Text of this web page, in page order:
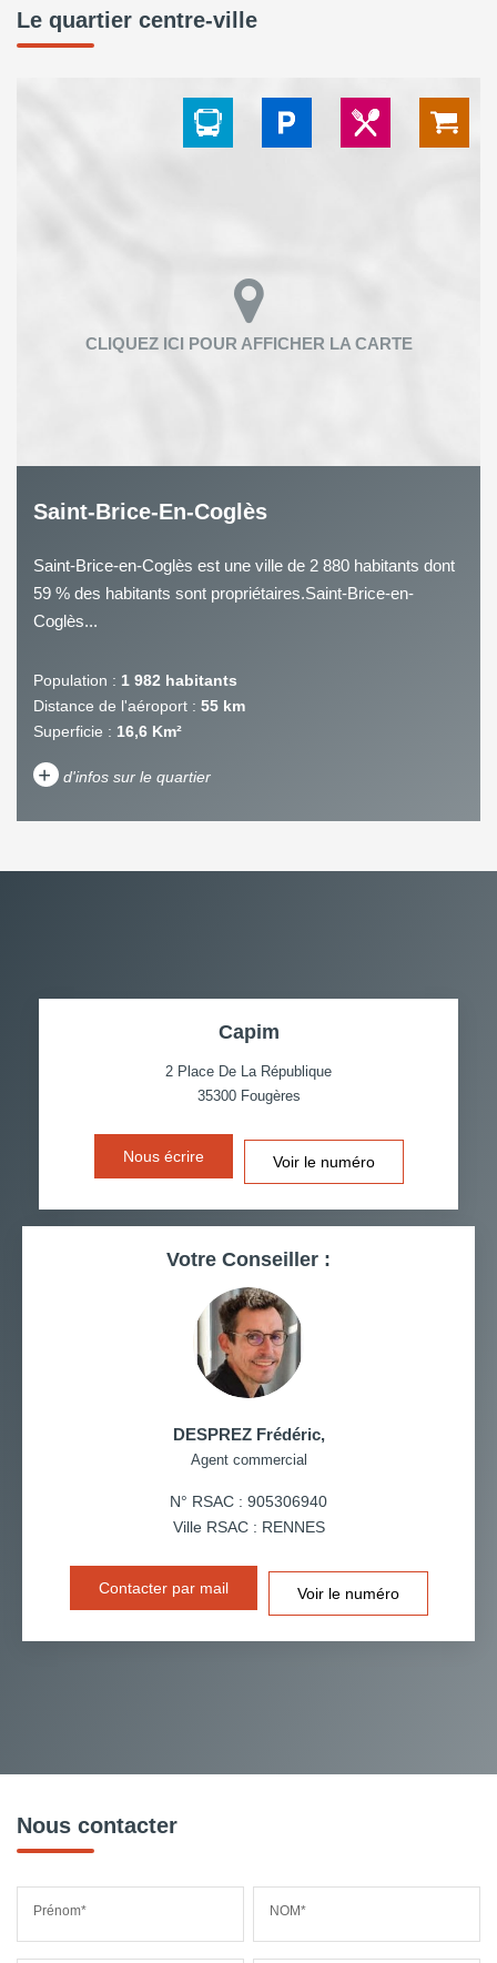
Le quartier centre-ville
Saint-Brice-En-Coglès
Saint-Brice-en-Coglès est une ville de 2 880 habitants dont
59 % des habitants sont propriétaires.Saint-Brice-en-
Coglès...
Population : 1 982 habitants
Distance de l'aéroport : 55 km
Superficie : 16,6 Km²
+ d'infos sur le quartier
PART DES MÉNAGES SANS
VOITURE
ECOLES ET CRÈCHES
Capim
2 Place De La République
35300 Fougères
Nous écrire Voir le numéro
Votre Conseiller :
DESPREZ Frédéric,
Agent commercial
N° RSAC : 905306940
Ville RSAC : RENNES
Contacter par mail Voir le numéro
Nous contacter
Prénom* NOM*